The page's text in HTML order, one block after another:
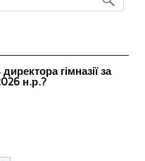
гімназії за
н.р.?